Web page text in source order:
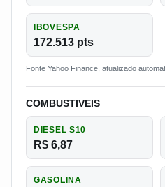
IBOVESPA
172.513 pts
Fonte Yahoo Finance, atualizado
COMBUSTIVEIS
DIESEL S10
R$ 6,87
GASOLINA